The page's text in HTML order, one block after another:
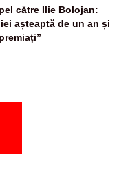
către Ilie Bolojan:
așteaptă de un an și